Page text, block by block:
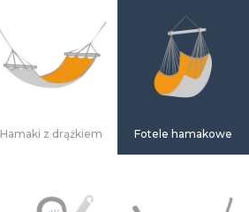
Hamaki z drążkiem Fotele hamakowe